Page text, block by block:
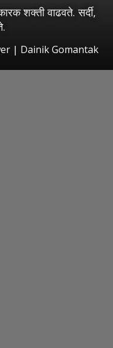
शक्ती वाढवते. सर्दी,
| Dainik Gomantak